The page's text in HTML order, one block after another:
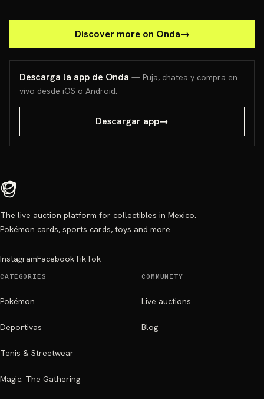
Discover more on Onda→
Descarga la app de Onda — Puja, chatea y compra en
vivo desde iOS o Android.
Descargar app→
The live auction platform for collectibles in Mexico.
Pokémon cards, sports cards, toys and more.
InstagramFacebookTikTok
CATEGORIES
Pokémon
Deportivas
Tenis & Streetwear
Magic: The Gathering
COMMUNITY
Live auctions
Blog